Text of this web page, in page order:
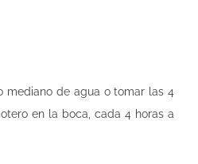
mediano de agua o tomar las 4
en la boca, cada 4 horas a